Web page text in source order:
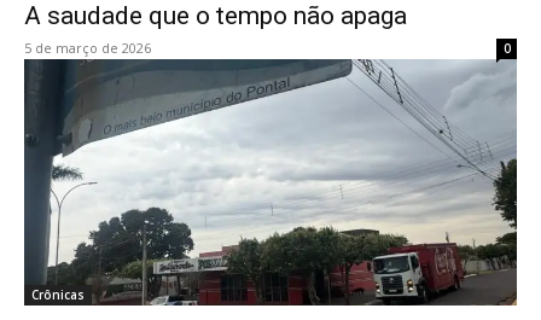
A saudade que o tempo não apaga
5 de março de 2026 0
Crônicas